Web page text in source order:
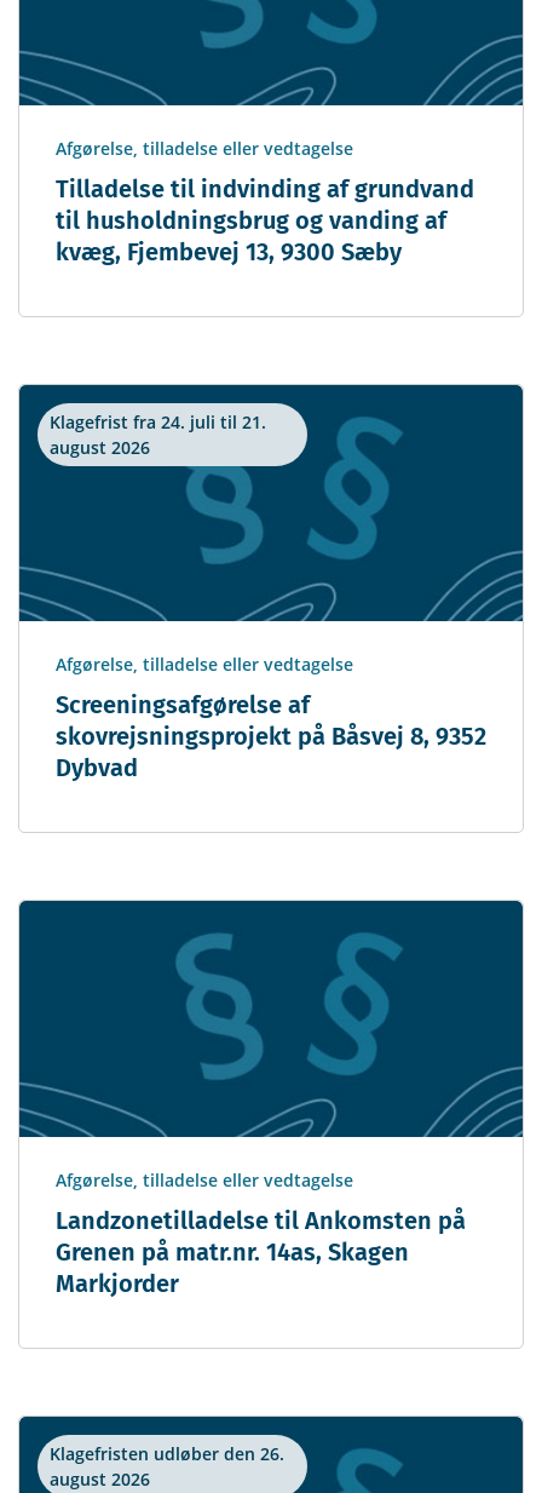
Afgørelse, tilladelse eller vedtagelse
Tilladelse til indvinding af grundvand
til husholdningsbrug og vanding af
kvæg, Fjembevej 13, 9300 Sæby
Klagefrist fra 24. juli til 21.
august 2026
Afgørelse, tilladelse eller vedtagelse
Screeningsafgørelse af
skovrejsningsprojekt på Båsvej 8, 9352
Dybvad
Afgørelse, tilladelse eller vedtagelse
Landzonetilladelse til Ankomsten på
Grenen på matr.nr. 14as, Skagen
Markjorder
Klagefristen udløber den 26.
august 2026